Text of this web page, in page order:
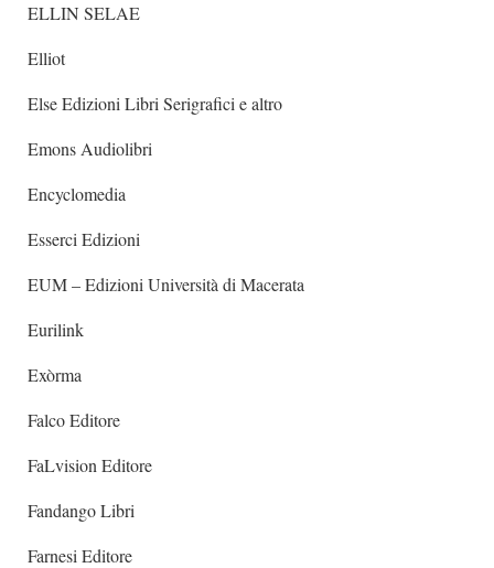
ELLIN SELAE
Elliot
Else Edizioni Libri Serigrafici e altro
Emons Audiolibri
Encyclomedia
Esserci Edizioni
EUM – Edizioni Università di Macerata
Eurilink
Exòrma
Falco Editore
FaLvision Editore
Fandango Libri
Farnesi Editore